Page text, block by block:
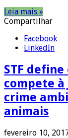
Leia mais »
Compartilhar
Facebook
LinkedIn
STF
compete
crime
animais
fevereiro 10,